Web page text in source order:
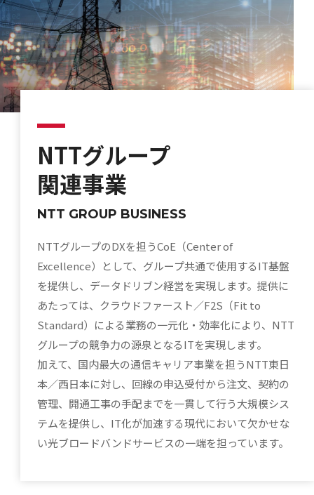
NTTグループ
関連事業
NTT GROUP BUSINESS
NTTグループのDXを担うCoE（Center of
Excellence）として、グループ共通で使用するIT基盤
を提供し、データドリブン経営を実現します。提供に
あたっては、クラウドファースト／F2S（Fit to
Standard）による業務の一元化・効率化により、NTT
グループの競争力の源泉となるITを実現します。
加えて、国内最大の通信キャリア事業を担うNTT東日
本／西日本に対し、回線の申込受付から注文、契約の
管理、開通工事の手配までを一貫して行う大規模シス
テムを提供し、IT化が加速する現代において欠かせな
い光ブロードバンドサービスの一端を担っています。